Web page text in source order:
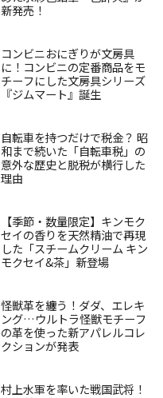
新発売！
コンビニおにぎりが文房具
に！コンビニの定番商品をモ
チーフにした文房具シリーズ
『ジムマート』誕生
自転車を持つだけで税金？ 昭
和まで続いた「自転車税」の
意外な歴史と脱税が横行した
理由
【季節・数量限定】キンモク
セイの香りを天然精油で再現
した「スチームクリーム キン
モクセイ&茶」新登場
怪獣革を纏う！ダダ、エレキ
ング…ウルトラ怪獣モチーフ
の革を使った新アパレルコレ
クションが発表
村上水軍を率いた戦国武将！